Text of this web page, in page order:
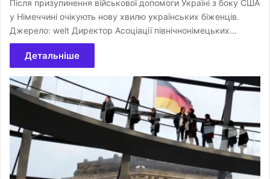
Після призупинення військової допомоги Україні з боку США
у Німеччині очікують нову хвилю українських біженців.
Джерело: welt Директор Асоціації північнонімецьких…
Детальніше